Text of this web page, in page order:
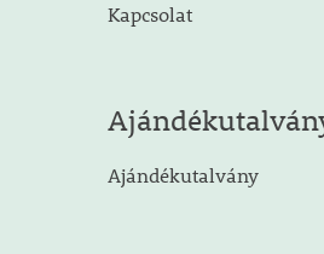
Kapcsolat
Ajándékutalvány